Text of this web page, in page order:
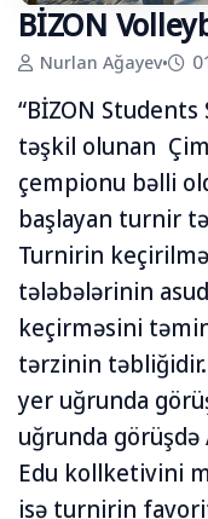
BİZON
Nurlan Ağayev•
“BİZON
təşkil olunan
çempionu bəlli
başlayan turnir
Turnirin
tələbələrinin
keçirməsini
tərzinin
yer uğrunda
uğrunda görüşdə
Edu kollketivini
isə turnirin